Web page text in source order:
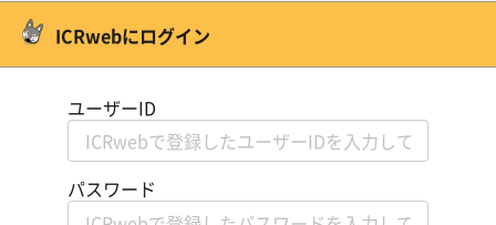
ICRwebにログイン
ユーザーID
パスワード